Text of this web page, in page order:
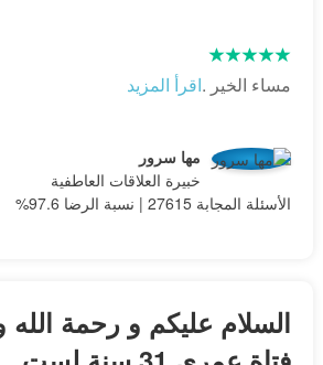
مساء الخير .اقرأ المزيد
مها سرور
خبيرة العلاقات العاطفية
الأسئلة المجابة 27615 | نسبة الرضا 97.6%
السلام عليكم و رحمة الله و